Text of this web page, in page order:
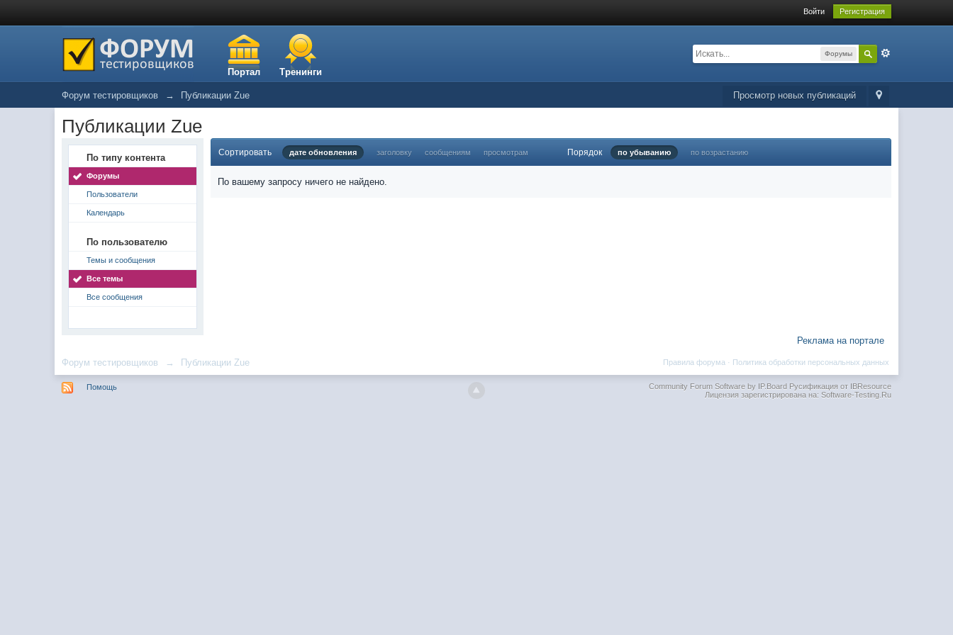
Войти Регистрация
Портал Тренинги
Форумы
Просмотр новых публикаций
Форум тестировщиков → Публикации Zue
Публикации Zue
По типу контента
Форумы
Пользователи
Календарь
По пользователю
Темы и сообщения
Все темы
Все сообщения
Сортировать дате обновления заголовку сообщениям просмотрам Порядок по убыванию по возрастанию
По вашему запросу ничего не найдено.
Реклама на портале
Форум тестировщиков → Публикации Zue Политика обработки персональных данных
Правила форума ·
Помощь Community Forum Software by IP.BoardРусификация от IBResource
Лицензия зарегистрирована на: Software-Testing.Ru